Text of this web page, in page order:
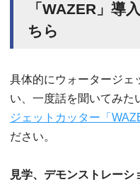
「WAZER」導
ちら
具体的にウォータージェ
い、一度話を聞いてみた
ジェットカッター「
ださい。
見学、デモンストレーシ